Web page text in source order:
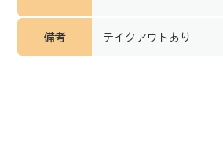
備考 テイクアウトあり